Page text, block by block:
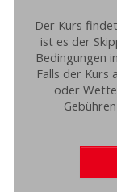
Der Kurs
ist es der
Bedingungen
Falls der Kurs
oder